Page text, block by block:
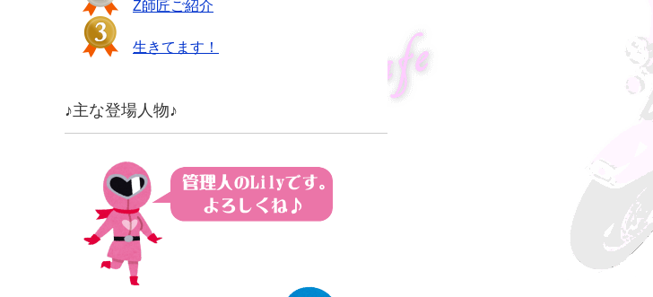
Z師匠ご紹介
生きてます！
♪主な登場人物♪